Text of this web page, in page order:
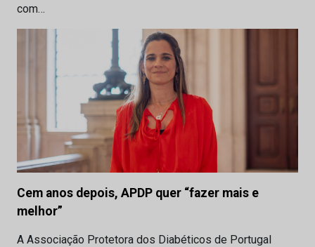
com…
Cem anos depois, APDP quer “fazer mais e
melhor”
A Associação Protetora dos Diabéticos de Portugal